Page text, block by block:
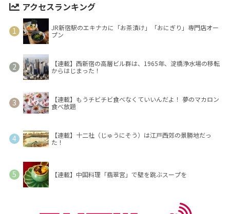
アクセスランキング
JR新宿駅のエキナカに「お茶漬け」「おにぎり」専門店オー
プン
【連載】西新宿の高層ビル群は、1965年、淀橋浄水場の移転
からはじまった！
【連載】もうチビチビ食べなくていいんだよ！ 夢のマカロン
食べ放題
【連載】十二社（じゅうにそう）は江戸西郊の景勝地だっ
た！
【連載】中国料理「翡翠宮」で壁を跳ぶスープを